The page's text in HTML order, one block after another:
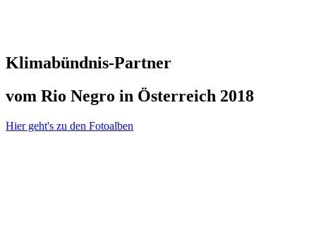
Klimabündnis-Partner
vom Rio Negro in Österreich 2018
Hier geht's zu den Fotoalben